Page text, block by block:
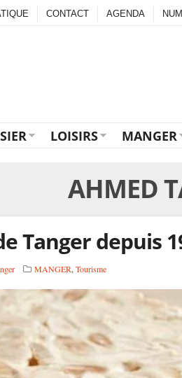
CONTACT AGENDA
LOISIRS MANGER
AHMED
Tanger depuis
MANGER,Tourisme